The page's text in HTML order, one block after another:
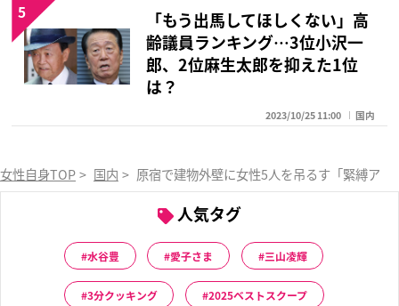
「もう出馬してほしくない」高
齢議員ランキング…3位小沢一
郎、2位麻生太郎を抑えた1位
は？
2023/10/25 11:00 国内
5
女性自身TOP > 国内 > 原宿で建物外壁に女性5人を吊るす「緊縛ア
人気タグ
水谷豊 愛子さま 三山凌輝
3分クッキング 2025ベストスクープ